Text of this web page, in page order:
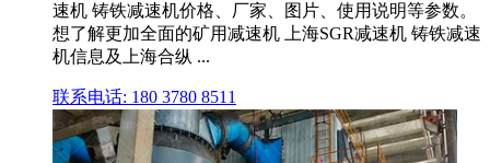
速机 铸铁减速机价格、厂家、图片、使用说明等参数。
想了解更加全面的矿用减速机 上海SGR减速机 铸铁减速
机信息及上海合纵 ...
联系电话: 180 3780 8511